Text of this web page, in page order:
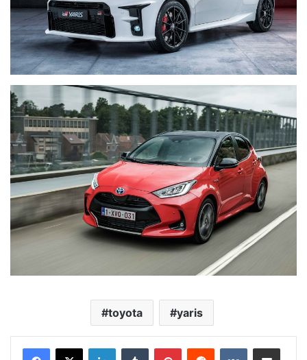
toyota yaris
LinkedInTumblr PinterestReddit VKontakteE-Posta ile paylaş